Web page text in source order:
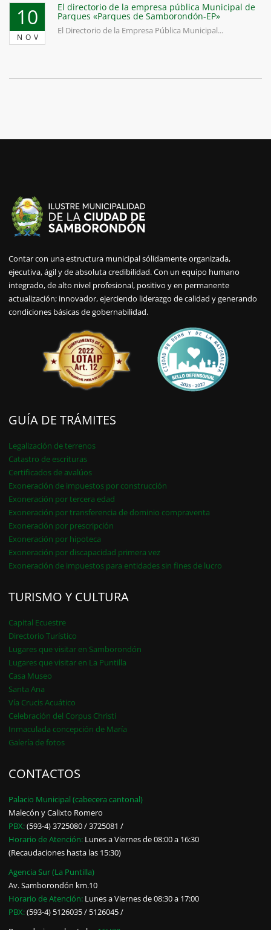
10
NOV
El directorio de la empresa pública Municipal de
Parques «Parques de Samborondón-EP»
El Directorio de la Empresa Pública Municipal...
Contar con una estructura municipal sólidamente organizada,
ejecutiva, ágil y de absoluta credibilidad. Con un equipo humano
integrado, de alto nivel profesional, positivo y en permanente
actualización; innovador, ejerciendo liderazgo de calidad y generando
condiciones básicas de gobernabilidad.
GUÍA DE TRÁMITES
Legalización de terrenos
Catastro de escrituras
Certificados de avalúos
Exoneración de impuestos por construcción
Exoneración por tercera edad
Exoneración por transferencia de dominio compraventa
Exoneración por prescripción
Exoneración por hipoteca
Exoneración por discapacidad primera vez
Exoneración de impuestos para entidades sin fines de lucro
TURISMO Y CULTURA
Capital Ecuestre
Directorio Turístico
Lugares que visitar en Samborondón
Lugares que visitar en La Puntilla
Casa Museo
Santa Ana
Vía Crucis Acuático
Celebración del Corpus Christi
Inmaculada concepción de María
Galería de fotos
CONTACTOS
Palacio Municipal (cabecera cantonal)
Malecón y Calixto Romero
PBX:(593-4) 3725080 / 3725081 /
Horario de Atención: Lunes a Viernes de 08:00 a 16:30
(Recaudaciones hasta las 15:30)
Agencia Sur (La Puntilla)
Av. Samborondón km.10
Horario de Atención: Lunes a Viernes de 08:30 a 17:00
PBX:(593-4) 5126035 / 5126045 /